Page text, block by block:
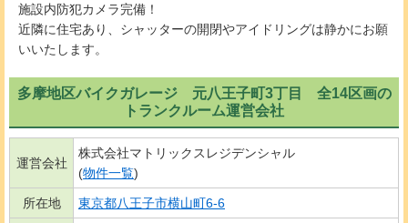
施設内防犯カメラ完備！
近隣に住宅あり、シャッターの開閉やアイドリングは静かにお願
いいたします。
多摩地区バイクガレージ 元八王子町3丁目 全14区画の
トランクルーム運営会社
運営会社
株式会社マトリックスレジデンシャル
(物件一覧)
所在地 東京都八王子市横山町6-6